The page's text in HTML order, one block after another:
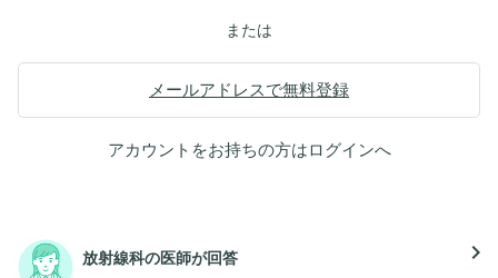
または
メールアドレスで無料登録
アカウントをお持ちの方はログインへ
放射線科の医師が回答 navigate_next